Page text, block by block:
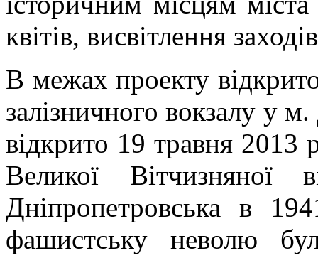
квітів, висвітлення
В межах проекту
залізничного вокзалу у
відкрито 19 травня
Великої
Дніпропетровська в
фашистську неволю